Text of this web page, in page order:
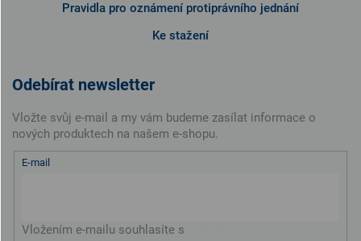
Pravidla pro oznámení protiprávního jednání
Ke stažení
Odebírat newsletter
Vložte svůj e-mail a my vám budeme zasílat informace o
nových produktech na našem e-shopu.
E-mail
Vložením e-mailu souhlasíte s